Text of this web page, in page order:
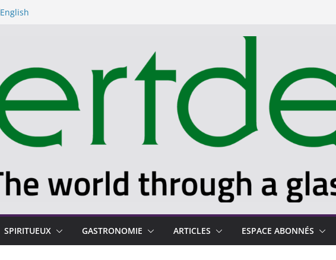
English
SPIRITUEUX GASTRONOMIE ARTICLES ESPACE ABONNÉS